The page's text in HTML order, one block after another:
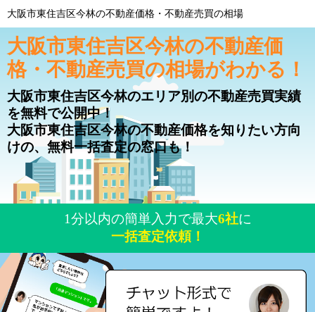
大阪市東住吉区今林の不動産価格・不動産売買の相場
大阪市東住吉区今林の不動産価
格・不動産売買の相場がわかる！
大阪市東住吉区今林のエリア別の不動産売買実績
を無料で公開中！
大阪市東住吉区今林の不動産価格を知りたい方向
けの、無料一括査定の窓口も！
1分以内の簡単入力で最大6社に
一括査定依頼！